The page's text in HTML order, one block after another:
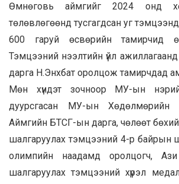
Өмнөговь аймгийг 2024 онд
төлөвлөгөөнд тусгагдсан уг
600 гаруй өсвөрийн тамирчид
Тэмцээний нээлтийн үйл
дарга Н.Энхбат оролцож тамирчдад
Мөн хүндэт зочноор МУ-ын
дуурсгасан МУ-ын Хөдөлмөрийн
Аймгийн БТСГ-ын дарга, чөлөөт
шалгаруулах тэмцээний 4-р байрын
олимпийн наадамд оролцогч,
шалгаруулах тэмцээний хүрэл